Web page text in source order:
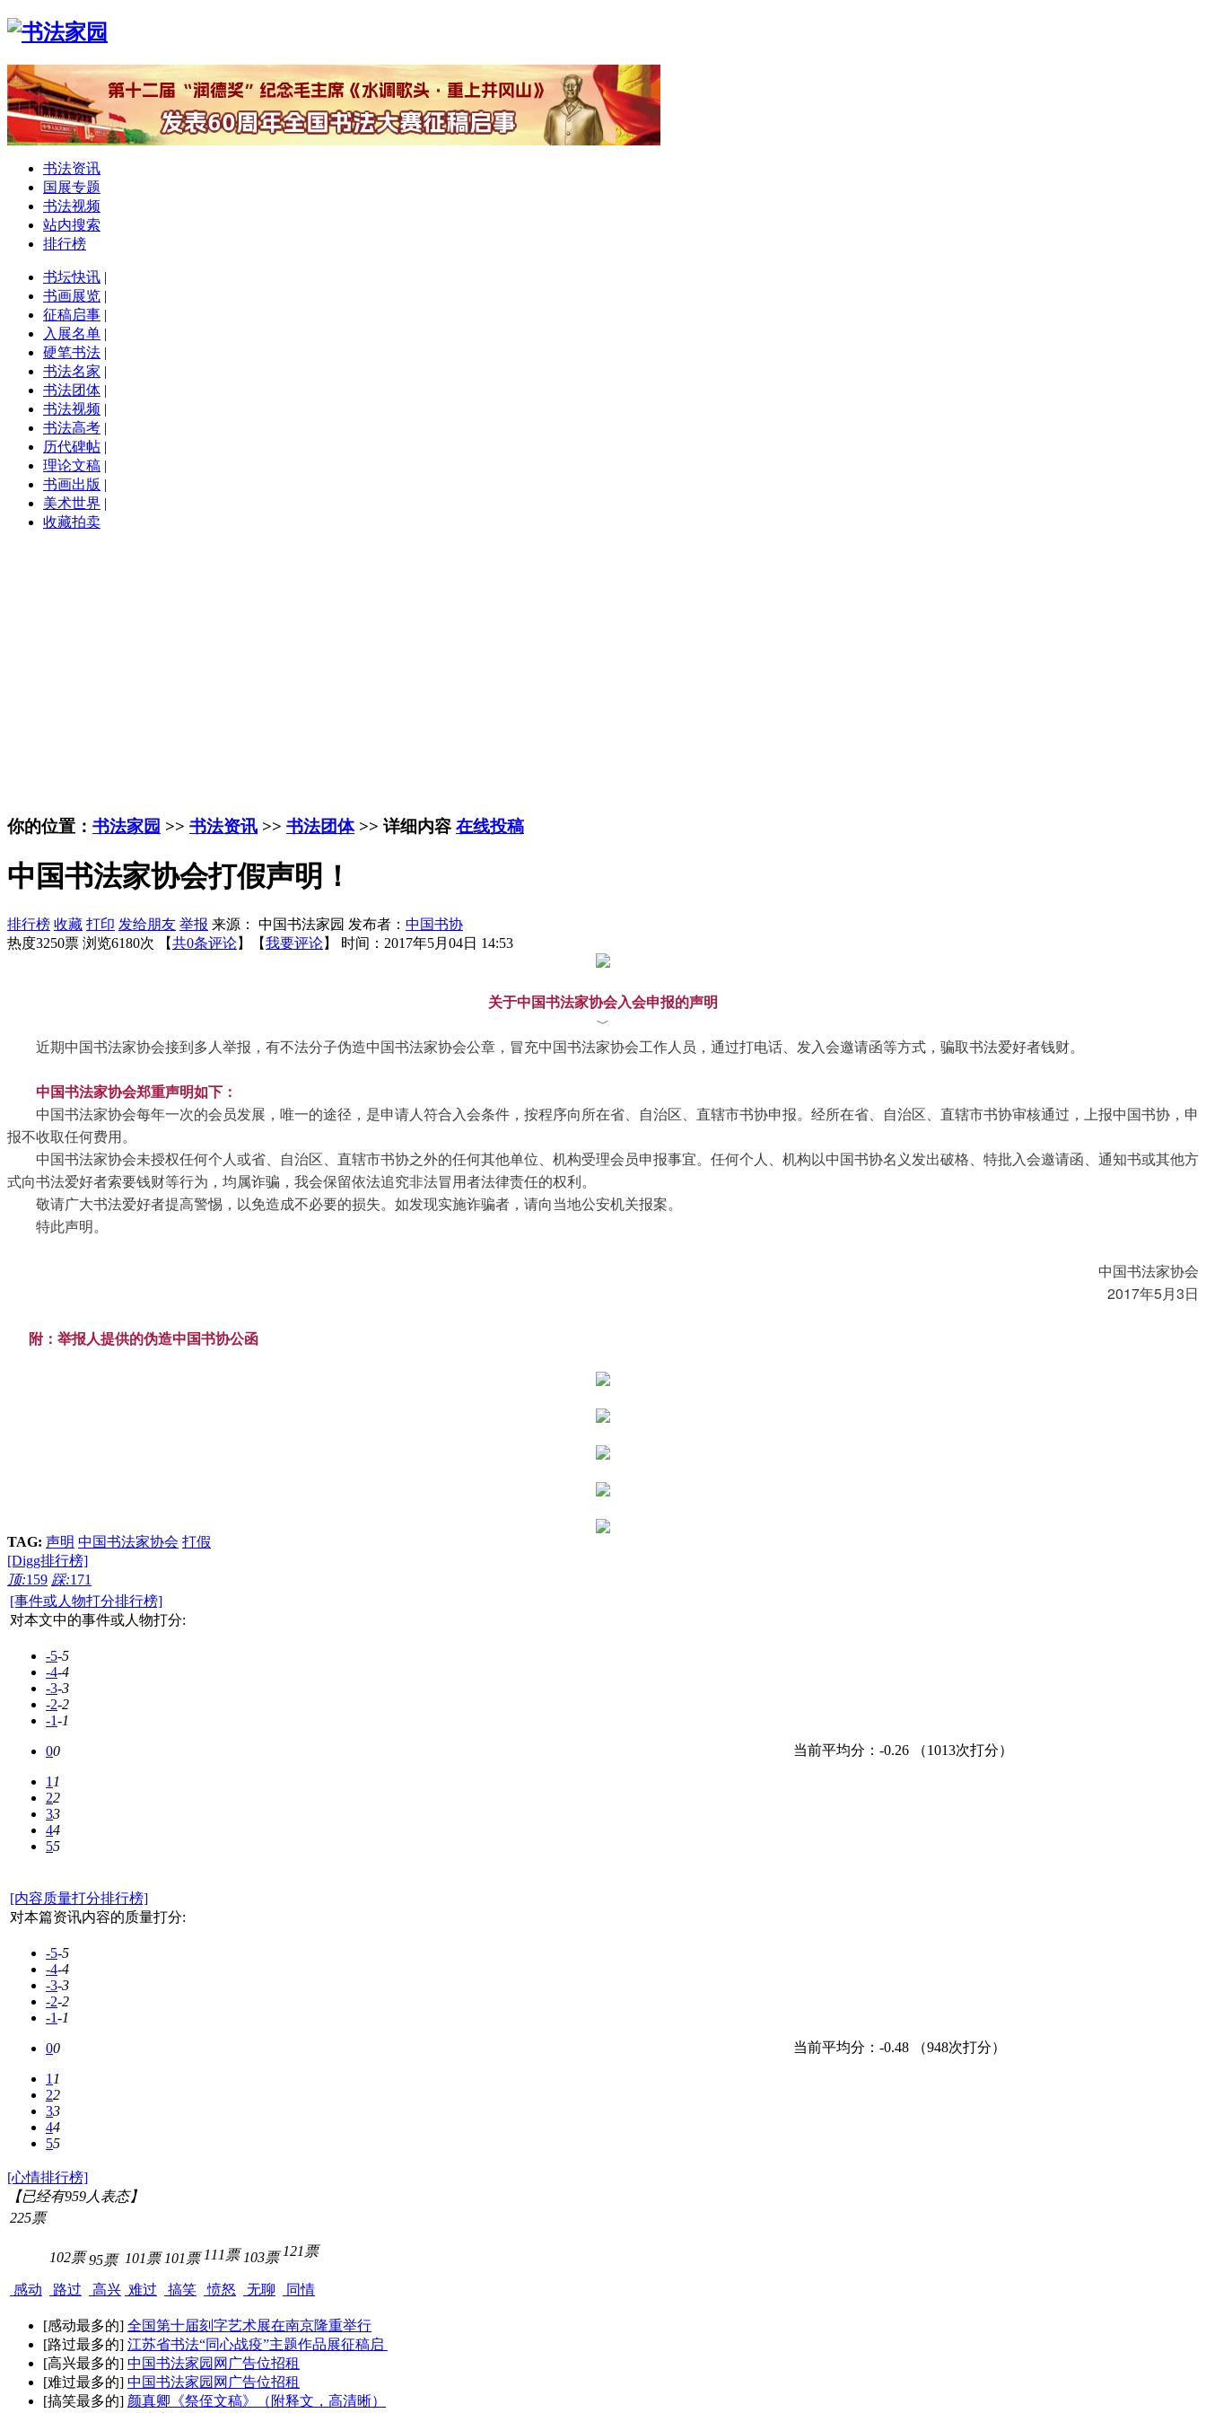
书法资讯
国展专题
书法视频
站内搜索
排行榜
书坛快讯 |
书画展览 |
征稿启事 |
入展名单 |
硬笔书法 |
书法名家 |
书法团体 |
书法视频 |
书法高考 |
历代碑帖 |
理论文稿 |
书画出版 |
美术世界 |
收藏拍卖
你的位置： 书法家园 >> 书法资讯 >> 书法团体>> 详细内容 在线投稿
中国书法家协会打假声明！
排行榜 收藏 打印 发给朋友 举报 来源： 中国书法家园 发布者： 中国书协
热度3250票 浏览6180次 【共0条评论】【我要评论】 时间：2017年5月04日 14:53
关于中国书法家协会入会申报的声明
﹀
近期中国书法家协会接到多人举报，有不法分子伪造中国书法家协会公章，冒充中国书法家协会工作人员，通过打电话、发入会邀请函等方式，骗取书法爱好者钱财。
中国书法家协会郑重声明如下：
中国书法家协会每年一次的会员发展，唯一的途径，是申请人符合入会条件，按程序向所在省、自治区、直辖市书协申报。经所在省、自治区、直辖市书协审核通过，上报中国书协，申
报不收取任何费用。
中国书法家协会未授权任何个人或省、自治区、直辖市书协之外的任何其他单位、机构受理会员申报事宜。任何个人、机构以中国书协名义发出破格、特批入会邀请函、通知书或其他方
式向书法爱好者索要钱财等行为，均属诈骗，我会保留依法追究非法冒用者法律责任的权利。
敬请广大书法爱好者提高警惕，以免造成不必要的损失。如发现实施诈骗者，请向当地公安机关报案。
特此声明。
中国书法家协会
2017年5月3日
附：举报人提供的伪造中国书协公函
TAG: 声明 中国书法家协会 打假
[Digg排行榜]
顶:159 踩:171
[事件或人物打分排行榜]
对本文中的事件或人物打分:
-5-5
-4-4
-3-3
-2-2
-1-1
00
11
22
33
44
55
当前平均分： -0.26 （1013次打分）
[内容质量打分排行榜]
对本篇资讯内容的质量打分:
-5-5
-4-4
-3-3
-2-2
-1-1
00
11
22
33
44
55
当前平均分： -0.48 （948次打分）
[心情排行榜]
【已经有959人表态】
225票
感动
102票
路过
95票
高兴
101票
难过
101票
搞笑
111票
愤怒
103票
无聊
121票
同情
[感动最多的] 全国第十届刻字艺术展在南京隆重举行
[路过最多的] 江苏省书法“同心战疫”主题作品展征稿启
[高兴最多的] 中国书法家园网广告位招租
[难过最多的] 中国书法家园网广告位招租
[搞笑最多的] 颜真卿《祭侄文稿》（附释文，高清晰）